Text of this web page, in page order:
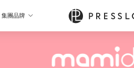
集團品牌